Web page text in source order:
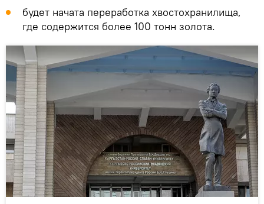
будет начата переработка хвостохранилища,
где содержится более 100 тонн золота.